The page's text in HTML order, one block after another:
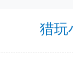
猎玩